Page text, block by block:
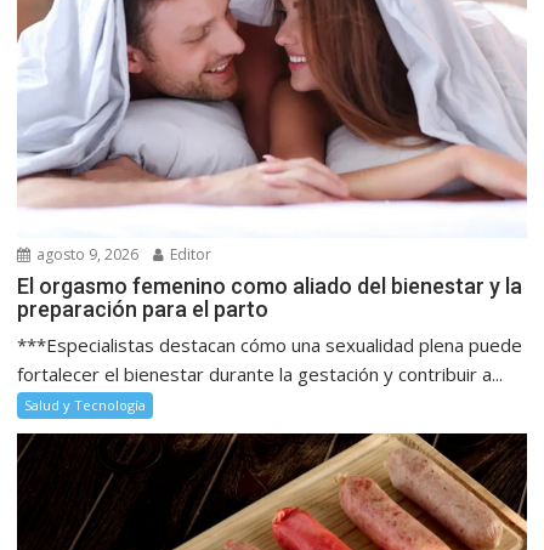
agosto 9, 2026 Editor
El orgasmo femenino como aliado del bienestar y la
preparación para el parto
***Especialistas destacan cómo una sexualidad plena puede
fortalecer el bienestar durante la gestación y contribuir a...
Salud y Tecnología